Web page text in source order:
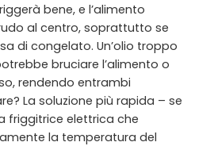
bene, e l’alimento
al centro, soprattutto se
di congelato. Un’olio troppo
bruciare l’alimento o
rendendo entrambi
La soluzione più rapida – se
friggitrice elettrica che
la temperatura del